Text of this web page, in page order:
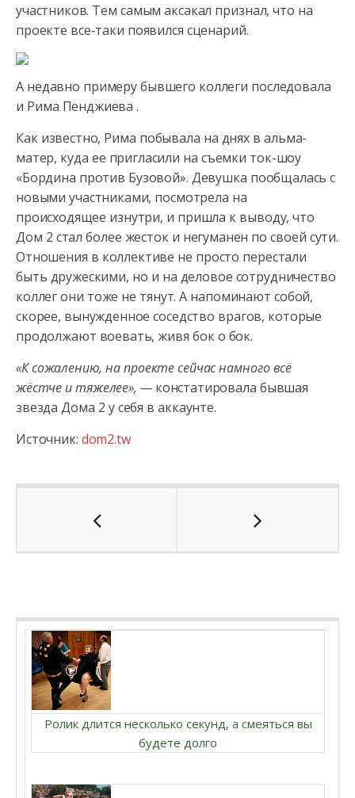
участников. Тем самым аксакал признал, что на
проекте все-таки появился сценарий.
А недавно примеру бывшего коллеги последовала
и Рима Пенджиева .
Как известно, Рима побывала на днях в альма-
матер, куда ее пригласили на съемки ток-шоу
«Бордина против Бузовой». Девушка пообщалась с
новыми участниками, посмотрела на
происходящее изнутри, и пришла к выводу, что
Дом 2 стал более жесток и негуманен по своей сути.
Отношения в коллективе не просто перестали
быть дружескими, но и на деловое сотрудничество
коллег они тоже не тянут. А напоминают собой,
скорее, вынужденное соседство врагов, которые
продолжают воевать, живя бок о бок.
«К сожалению, на проекте сейчас намного всё
жёстче и тяжелее», — констатировала бывшая
звезда Дома 2 у себя в аккаунте.
Источник: dom2.tw
Ролик длится несколько секунд, а смеяться вы
будете долго